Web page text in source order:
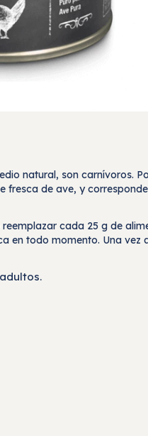
natural, son carnívoros.
fresca de ave, y
cada 25 g de
en todo momento. Una